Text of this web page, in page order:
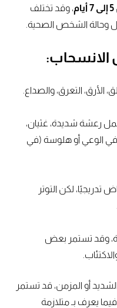
5 إلى 7 أيام
، وقد تختلف
وحالة الشخص الصحية.
الانسحاب:
الأرق، التعرق، والصداع.
رعشة شديدة، غثيان،
الوعي أو هلوسة (في
تدريجيًا، لكن التوتر
وقد تستمر بعض
أو المزمن، قد تستمر
يعرف بـ متلازمة